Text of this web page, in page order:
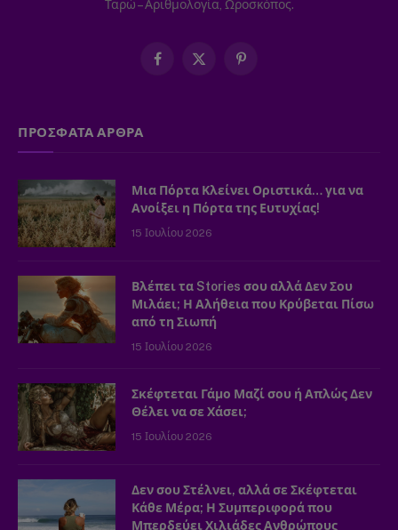
Ταρώ – Αριθμολογία, Ωροσκόπος.
Facebook
X
Pinterest
ΠΡΟΣΦΑΤΑ ΑΡΘΡΑ
Μια Πόρτα Κλείνει Οριστικά… για να
Ανοίξει η Πόρτα της Ευτυχίας!
15 Ιουλίου 2026
Βλέπει τα Stories σου αλλά Δεν Σου
Μιλάει; Η Αλήθεια που Κρύβεται Πίσω
από τη Σιωπή
15 Ιουλίου 2026
Σκέφτεται Γάμο Μαζί σου ή Απλώς Δεν
Θέλει να σε Χάσει;
15 Ιουλίου 2026
Δεν σου Στέλνει, αλλά σε Σκέφτεται
Κάθε Μέρα; Η Συμπεριφορά που
Μπερδεύει Χιλιάδες Ανθρώπους